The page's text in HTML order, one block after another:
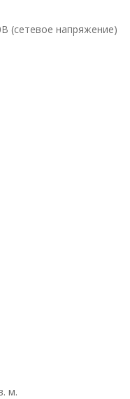
(сетевое напряжение)
м.